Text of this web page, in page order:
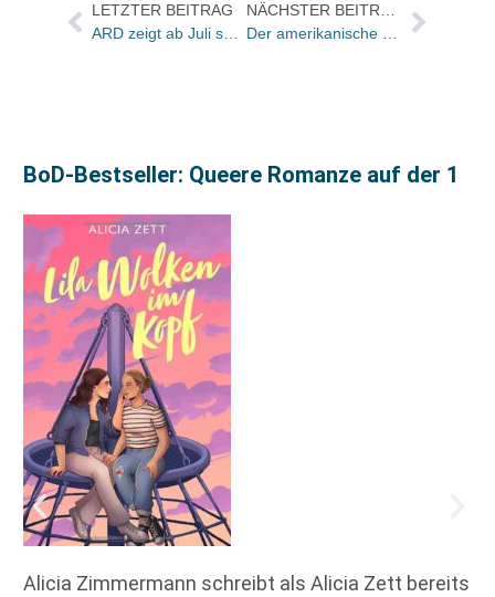
LETZTER BEITRAG
ARD zeigt ab Juli sechs Håkan Nesser Verfilmungen
BoD-Bestseller: Queere Romanze auf der 1
Alicia Zimmermann schreibt als Alicia Zett bereits